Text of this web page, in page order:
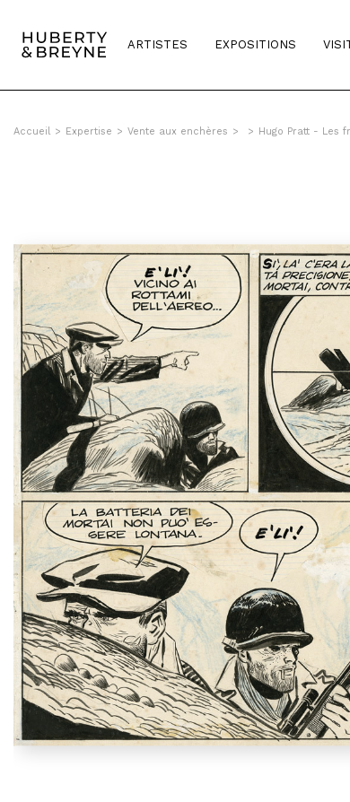
ARTISTES EXPOSITIONS
Accueil > Expertise > Vente aux enchères > > Hugo Pratt - Les